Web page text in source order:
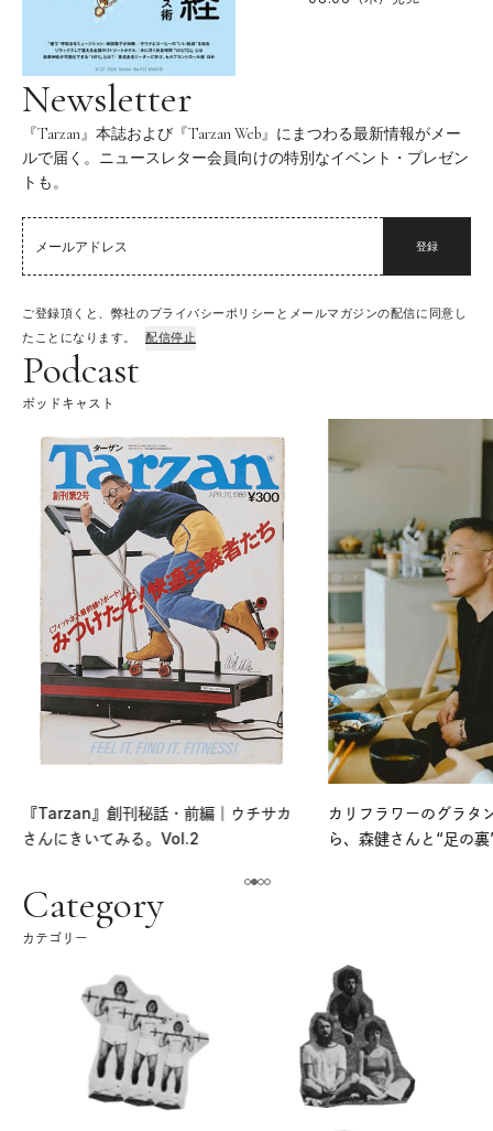
Newsletter
『Tarzan』本誌および『Tarzan Web』にまつわる最新情報がメー
ルで届く。ニュースレター会員向けの特別なイベント・プレゼン
トも。
登録
ご登録頂くと、弊社のプライバシーポリシーとメールマガジンの配信に同意し
たことになります。
配信停止
Podcast
ポッドキャスト
『Tarzan』創刊秘話・前編｜ウチサカ
さんにきいてみる。Vol.2
カリフラワーのグラタ
ら、森健さんと“足の
Category
カテゴリー